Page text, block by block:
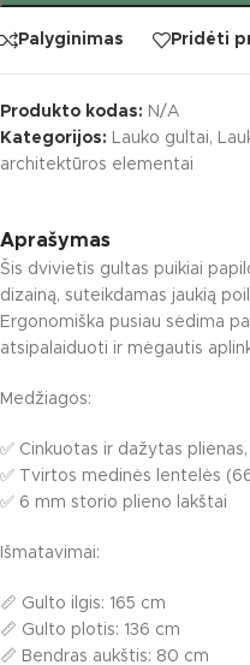
Palyginimas Pridėti
Produkto kodas: N/A
Kategorijos:
Lauko gultai,
architektūros elementai
Aprašymas
Šis dvivietis gultas puikiai
dizainą, suteikdamas jaukią
Ergonomiška pusiau sėdima
atsipalaiduoti ir mėgautis
Medžiagos:
✅ Cinkuotas ir dažytas
✅ Tvirtos medinės lentelės
✅ 6 mm storio plieno lakštai
Išmatavimai:
📏 Gulto ilgis: 165 cm
📏 Gulto plotis: 136 cm
📏 Bendras aukštis: 80 cm